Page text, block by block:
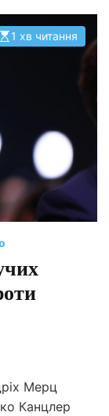
О
и
й
ч
а
т
1 хв читання
Мерц
Канцлер